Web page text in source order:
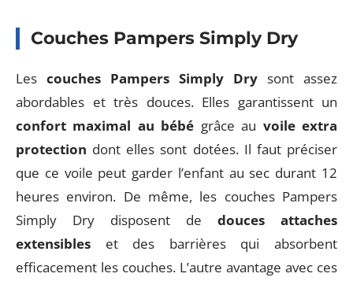
Couches Pampers Simply Dry
Les couches Pampers Simply Dry sont assez
abordables et très douces. Elles garantissent un
confort maximal au bébé grâce au voile extra
protection dont elles sont dotées. Il faut préciser
que ce voile peut garder l’enfant au sec durant 12
heures environ. De même, les couches Pampers
Simply Dry disposent de douces attaches
extensibles et des barrières qui absorbent
efficacement les couches. L’autre avantage avec ces